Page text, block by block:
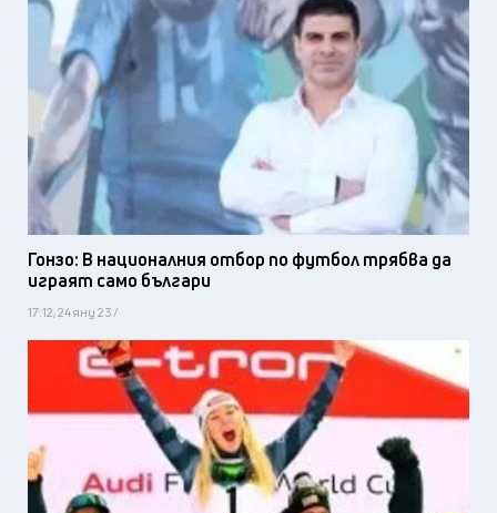
Гонзо: В националния отбор по футбол трябва да
играят само българи
17:12, 24 яну 23 /